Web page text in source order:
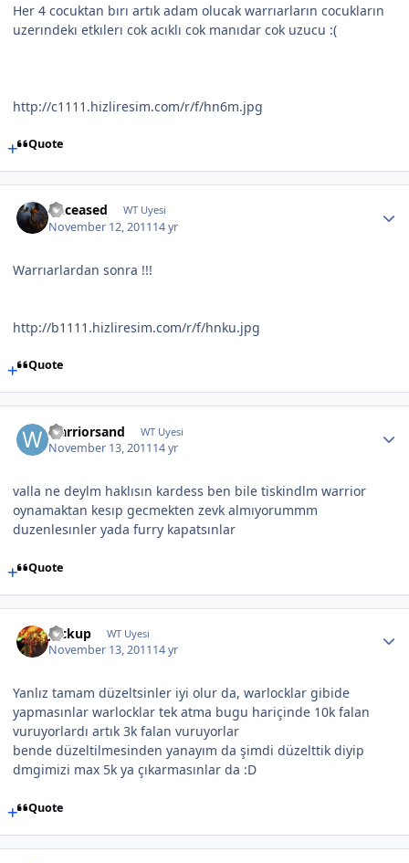
Her 4 cocuktan bırı artık adam olucak warrıarların cocukların
uzerındekı etkılerı cok acıklı cok manıdar cok uzucu :(
http://c1111.hizliresim.com/r/f/hn6m.jpg
Quote
Deceased WT Uyesi
November 12, 201114 yr
Warrıarlardan sonra !!!
http://b1111.hizliresim.com/r/f/hnku.jpg
Quote
warriorsand WT Uyesi
November 13, 201114 yr
valla ne deylm haklısın kardess ben bile tiskindlm warrior
oynamaktan kesıp gecmekten zevk almıyorummm
duzenlesınler yada furry kapatsınlar
Quote
Jackup WT Uyesi
November 13, 201114 yr
Yanlız tamam düzeltsinler iyi olur da, warlocklar gibide
yapmasınlar warlocklar tek atma bugu hariçinde 10k falan
vuruyorlardı artık 3k falan vuruyorlar
bende düzeltilmesinden yanayım da şimdi düzelttik diyip
dmgimizi max 5k ya çıkarmasınlar da :D
Quote